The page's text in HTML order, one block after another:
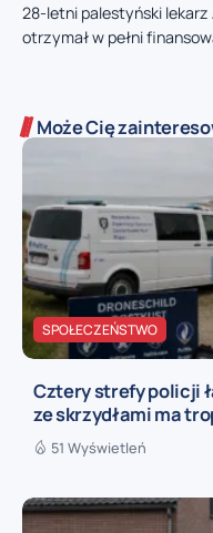
28-letni palestyński lekarz
otrzymał w pełni
Może Cię
SPOŁECZEŃSTWO
Cztery strefy policji
ze skrzydłami ma
51 Wyświetleń